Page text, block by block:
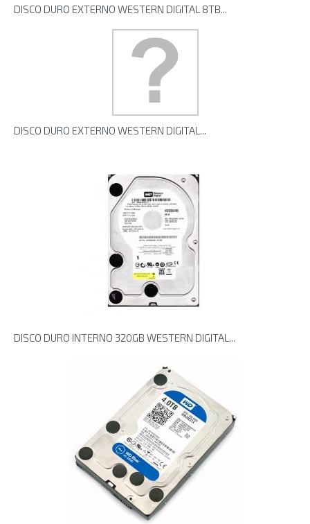
DISCO DURO EXTERNO WESTERN DIGITAL 8TB...
DISCO DURO EXTERNO WESTERN DIGITAL...
DISCO DURO INTERNO 320GB WESTERN DIGITAL...